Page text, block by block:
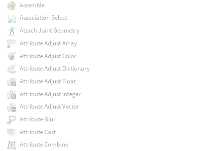
Assemble
Association Select
Attach Joint Geometry
Attribute Adjust Array
Attribute Adjust Color
Attribute Adjust Dictionary
Attribute Adjust Float
Attribute Adjust Integer
Attribute Adjust Vector
Attribute Blur
Attribute Cast
Attribute Combine